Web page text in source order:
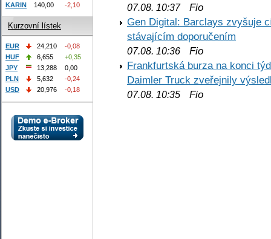
07.08. 10:37Fio
Gen Digital: Barclays zvyšuje
stávajícím doporučením
07.08. 10:36 Fio
Frankfurtská burza na konci
Daimler Truck zveřejnily
07.08. 10:35 Fio
KARIN
140,00 -2,10
Kurzovní lístek
EUR 24,210
-0,08
HUF
6,655
+0,35
JPY
13,288
0,00
PLN
5,632
-0,24
USD
20,976 -0,18